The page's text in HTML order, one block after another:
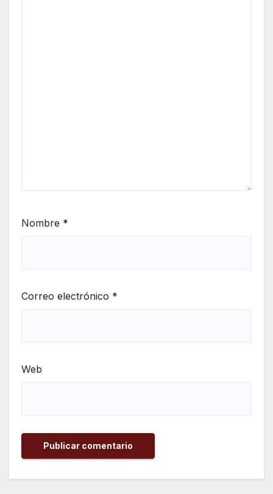
Nombre *
Correo electrónico *
Web